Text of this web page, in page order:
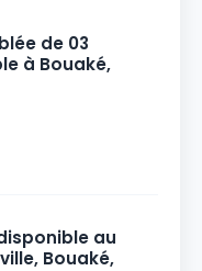
de 03
à Bouaké,
au
Bouaké,